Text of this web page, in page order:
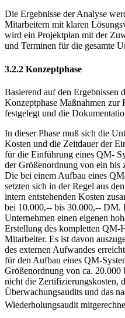
Die Ergebnisse der Analyse
Mitarbeitern mit klaren
wird ein Projektplan mit der
und Terminen für die gesamte
3.2.2 Konzeptphase
Basierend auf den Ergebnissen
Konzeptphase Maßnahmen zur
festgelegt und die
In dieser Phase muß sich die
Kosten und die Zeitdauer der
für die Einführung eines QM-
der Größenordnung von ein bis
Die bei einem Aufbau eines
setzten sich in der Regel aus
intern entstehenden Kosten
bei 10.000,-- bis 30.000,-- DM.
Unternehmen einen eigenen
Erstellung des kompletten QM-
Mitarbeiter. Es ist davon
des externen Aufwandes
für den Aufbau eines QM-
Größenordnung von ca.
nicht die Zertifizierungskosten,
Überwachungsaudits und das
Wiederholungsaudit